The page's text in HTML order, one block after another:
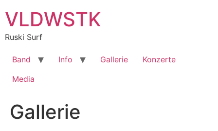
Inhalt
springen
VLDWSTK
Ruski Surf
Band Info Gallerie
Konzerte
Media
Gallerie